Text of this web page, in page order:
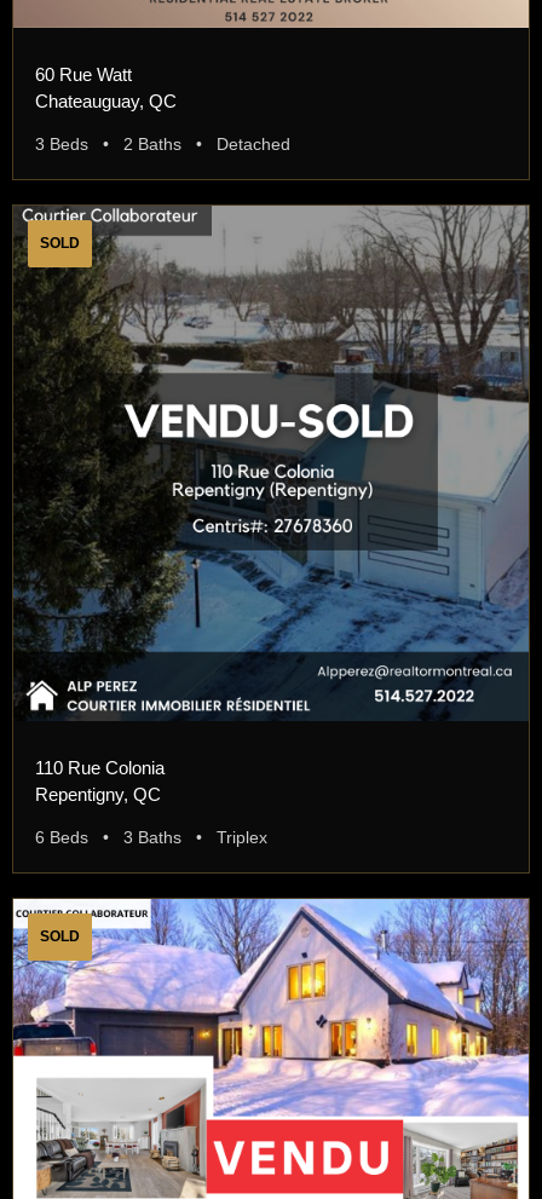
60 Rue Watt
Chateauguay, QC
3 Beds • 2 Baths • Detached
SOLD
110 Rue Colonia
Repentigny, QC
6 Beds • 3 Baths • Triplex
SOLD